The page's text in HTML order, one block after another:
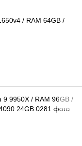
/ RAM 64GB /